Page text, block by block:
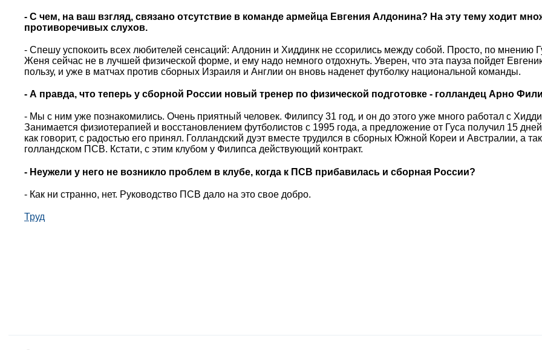
- С чем, на ваш взгляд, связано отсутствие в команде армейца Евгения Алдонина? На эту тему ходит
противоречивых слухов.
- Спешу успокоить всех любителей сенсаций: Алдонин и Хиддинк не ссорились между собой. Просто, по мнению
Женя сейчас не в лучшей физической форме, и ему надо немного отдохнуть. Уверен, что эта пауза пойдет
пользу, и уже в матчах против сборных Израиля и Англии он вновь наденет футболку национальной команды.
- А правда, что теперь у сборной России новый тренер по физической подготовке - голландец Арно
- Мы с ним уже познакомились. Очень приятный человек. Филипсу 31 год, и он до этого уже много работал с
Занимается физиотерапией и восстановлением футболистов с 1995 года, а предложение от Гуса получил 15
как говорит, с радостью его принял. Голландский дуэт вместе трудился в сборных Южной Кореи и Австралии, а
голландском ПСВ. Кстати, с этим клубом у Филипса действующий контракт.
- Неужели у него не возникло проблем в клубе, когда к ПСВ прибавилась и сборная России?
- Как ни странно, нет. Руководство ПСВ дало на это свое добро.
Труд